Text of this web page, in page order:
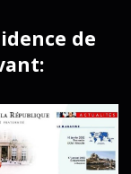
de